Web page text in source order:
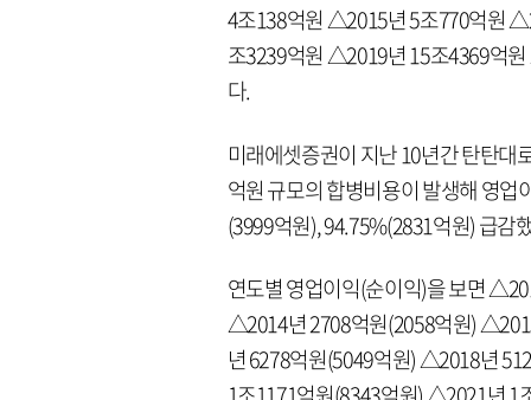
4조138억원 △2015년 5조770억원
조3239억원 △2019년 15조4369억
다.
미래에셋증권이 지난 10년간 탄탄대
억원 규모의 합병비용이 발생해 영
(3999억원), 94.75%(2831억원) 급
연도별 영업이익(순이익)을 보면
△2014년 2708억원(2058억원)
년 6278억원(5049억원) △2018년